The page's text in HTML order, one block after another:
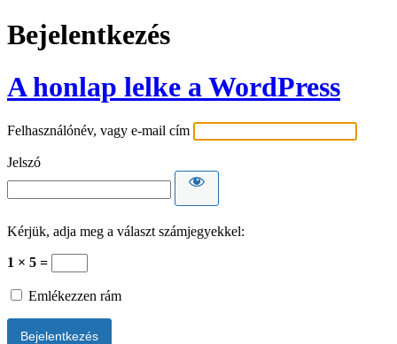
Bejelentkezés
A honlap lelke a WordPress
Felhasználónév, vagy e-mail cím
Jelszó
Kérjük, adja meg a választ számjegyekkel:
1 × 5 =
Emlékezzen rám